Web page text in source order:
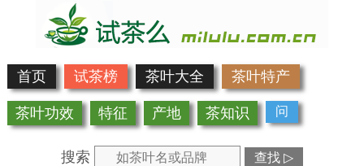
首页 试茶榜 茶叶大全 茶叶特产
茶叶功效 特征 产地 茶知识 问
搜索 查找 ▷